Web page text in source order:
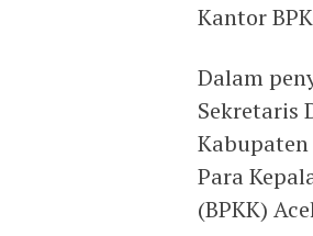
Kantor
Dalam
Sekretaris
Kabupaten
Para
(BPKK)